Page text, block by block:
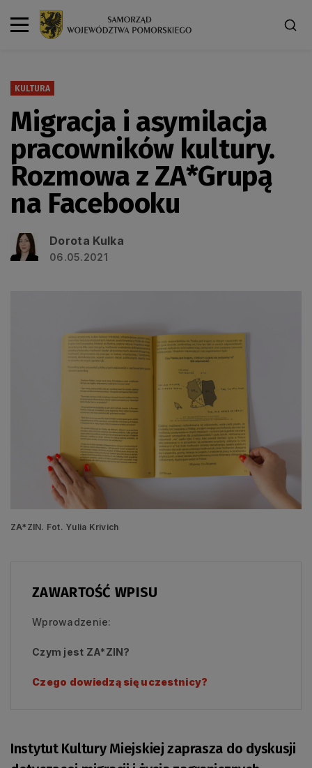
KULTURA
Migracja i asymilacja
pracowników kultury.
Rozmowa z ZA*Grupą
na Facebooku
Dorota Kulka
06.05.2021
ZA*ZIN. Fot. Yulia Krivich
ZAWARTOŚĆ WPISU
Wprowadzenie:
Czym jest ZA*ZIN?
Czego dowiedzą się uczestnicy?
Instytut Kultury Miejskiej zaprasza do dyskusji